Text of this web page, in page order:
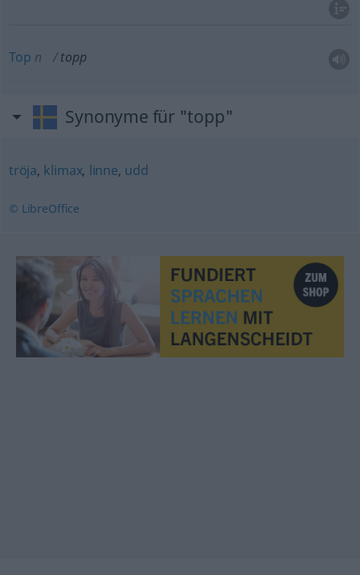
Top n topp
Synonyme für "topp"
tröja, klimax, linne, udd
© LibreOffice